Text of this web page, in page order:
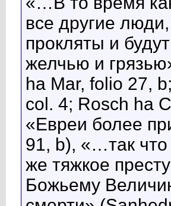
все другие
прокляты и
желчью и
ha Mar, folio 27,
col. 4; Rosch ha
«Евреи более
91, b), «…так
же тяжкое
Божьему